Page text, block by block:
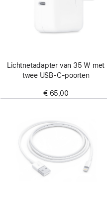
Lichtnetadapter van 35 W met
twee USB‑C-poorten
€ 65,00